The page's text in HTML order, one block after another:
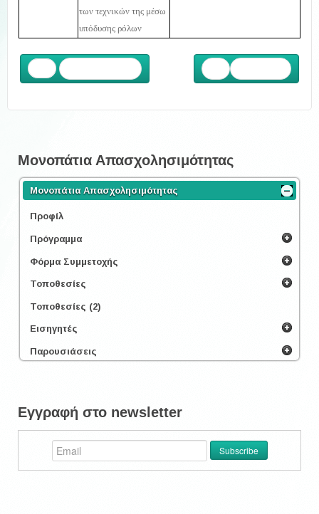
των τεχνικών της μέσω
υπόδυσης ρόλων
Μονοπάτια Απασχολησιμότητας
Μονοπάτια Απασχολησιμότητας
Προφίλ
Πρόγραμμα
Φόρμα Συμμετοχής
Τοποθεσίες
Τοποθεσίες (2)
Εισηγητές
Παρουσιάσεις
Εγγραφή στο newsletter